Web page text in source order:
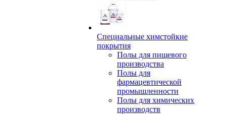
Специальные химстойкие
покрытия
Полы для пищевого
производства
Полы для
фармацевтической
промышленности
Полы для химических
производств